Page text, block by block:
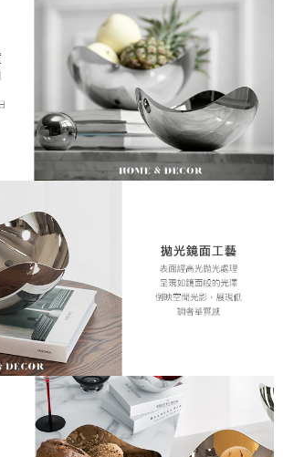
AFTEE先享後付 」之結帳頁面顯示為準，若有關於
需取消欲退款等相關疑問，請聯繫「AFTEE先享後付
netprotections.freshdesk.com/support/home
份有限公司提供之「AFTEE先享後付」服務完成之交
範圍內提供個人資料，並將交易相關給付款項請求債
有限公司。
事宜，請瀏覽以下網址：
事先徵得法定代理人或監護人之同意方可使用
後付」時，將依據個別帳號之用戶狀況，依本公司即
額度；若仍有額度不足之情形，本公司將視審查結果
。
帳號或使用他人資訊註冊。若發現惡意使用之情形，
將有權停止該用戶之使用額度並採取法律行動。